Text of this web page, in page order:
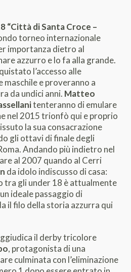
“Città di Santa Croce –
torneo internazionale
importanza dietro al
azzurro e lo fa alla grande.
l’accesso alle
maschile e proveranno a
da undici anni. Matteo
tenteranno di emulare
nel 2015 trionfò qui e proprio
la sua consacrazione
gli ottavi di finale degli
Andando più indietro nel
al 2007 quando al Cerri
da idolo indiscusso di casa:
tra gli under 18 è attualmente
ideale passaggio di
il filo della storia azzurra qui
il derby tricolore
, protagonista di una
culminata con l’eliminazione